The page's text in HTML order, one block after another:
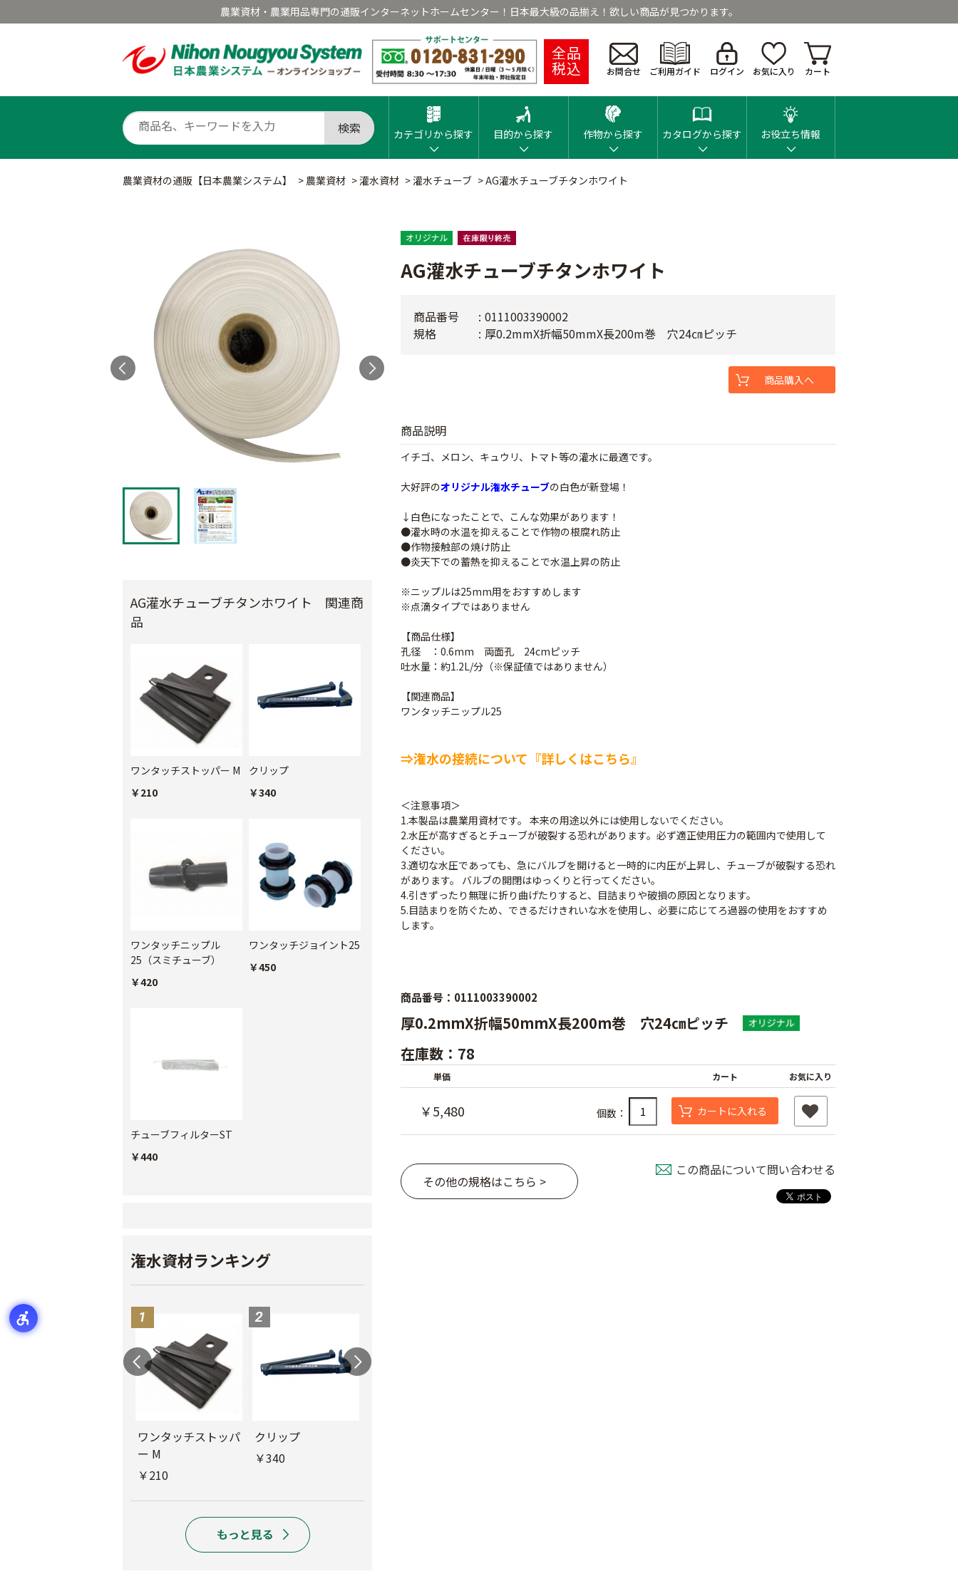
農業資材・農業用品専門の通販インターネットホームセンター！日本最大級の品揃え！欲しい商品が見つかります。
全品
税込 お問合せ ご利用ガイド ログイン お気に入り カート
検索 カテゴリから探す 目的から探す 作物から探す カタログから探す お役立ち情報
農業資材の通販【日本農業システム】 > 農業資材 >灌水資材 >灌水チューブ >AG灌水チューブチタンホワイト
AG灌水チューブチタンホワイト 関連商
品
ワンタッチストッパー M
￥210
クリップ
￥340
ワンタッチニップル
25（スミチューブ）
￥420
ワンタッチジョイント25
￥450
チューブフィルターST
￥440
潅水資材ランキング
ワンタッチストッパ
ー M
￥210
クリップ
￥340
AG灌水チューブチタンホワイト
商品説明
イチゴ、メロン、キュウリ、トマト等の灌水に最適です。
大好評のオリジナル潅水チューブの白色が新登場！
↓白色になったことで、こんな効果があります！
●灌水時の水温を抑えることで作物の根腐れ防止
●作物接触部の焼け防止
●炎天下での蓄熱を抑えることで水温上昇の防止
※ニップルは25mm用をおすすめします
※点滴タイプではありません
【商品仕様】
孔径 ：0.6mm 両面孔 24cmピッチ
吐水量：約1.2L/分（※保証値ではありません）
【関連商品】
ワンタッチニップル25
⇒潅水の接続について『詳しくはこちら』
＜注意事項＞
1.本製品は農業用資材です。 本来の用途以外には使用しないでください。
2.水圧が高すぎるとチューブが破裂する恐れがあります。必ず適正使用圧力の範囲内で使用して
ください。
3.適切な水圧であっても、急にバルブを開けると一時的に内圧が上昇し、チューブが破裂する恐れ
があります。 バルブの開閉はゆっくりと行ってください。
4.引きずったり無理に折り曲げたりすると、目詰まりや破損の原因となります。
5.目詰まりを防ぐため、できるだけきれいな水を使用し、必要に応じてろ過器の使用をおすすめ
します。
商品番号
0111003390002
規格
厚0.2mmX折幅50mmX長200m巻 穴24㎝ピッチ
商品購入へ
商品番号：0111003390002
厚0.2mmX折幅50mmX長200m巻 穴24㎝ピッチ
在庫数：78
単価 カート お気に入り
￥5,480 個数： カートに入れる
その他の規格はこちら >
この商品について問い合わせる